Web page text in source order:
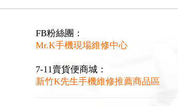
FB粉絲團：
Mr.K手機現場維修中心
7-11賣貨便商城：
新竹K先生手機維修推薦商品區